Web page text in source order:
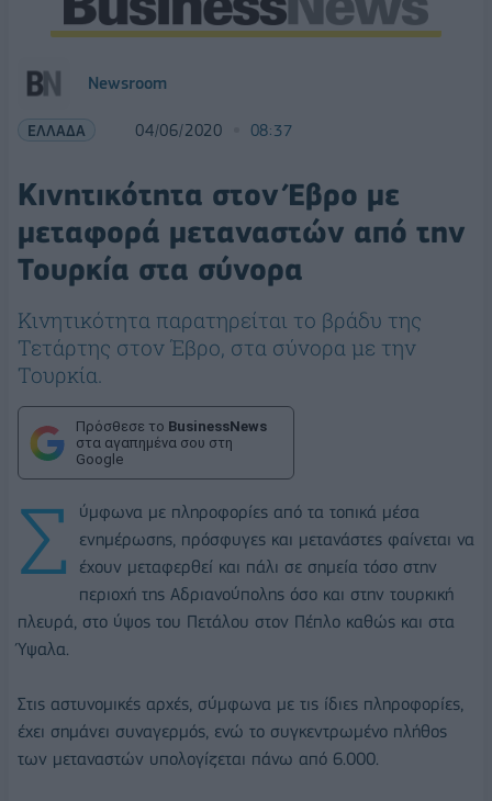
Newsroom
ΕΛΛΑΔΑ 04/06/2020 08:37
Kινητικότητα στον Έβρο με
μεταφορά μεταναστών από την
Τουρκία στα σύνορα
Κινητικότητα παρατηρείται το βράδυ της
Τετάρτης στον Έβρο, στα σύνορα με την
Τουρκία.
Πρόσθεσε το BusinessNews
στα αγαπημένα σου στη
Google
Σ
ύμφωνα με πληροφορίες από τα τοπικά μέσα
ενημέρωσης, πρόσφυγες και μετανάστες φαίνεται να
έχουν μεταφερθεί και πάλι σε σημεία τόσο στην
περιοχή της Αδριανούπολης όσο και στην τουρκική
πλευρά, στο ύψος του Πετάλου στον Πέπλο καθώς και στα
Ύψαλα.
Στις αστυνομικές αρχές, σύμφωνα με τις ίδιες πληροφορίες,
έχει σημάνει συναγερμός, ενώ το συγκεντρωμένο πλήθος
των μεταναστών υπολογίζεται πάνω από 6.000.